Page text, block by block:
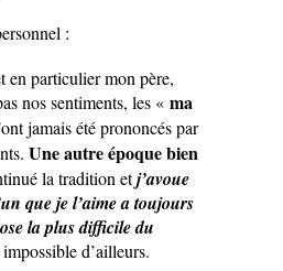
:
en particulier mon père,
nos sentiments, les « ma
jamais été prononcés par
Une autre époque bien
la tradition etj’avoue
que je l’aime a toujours
la plus difficile du
d’ailleurs.